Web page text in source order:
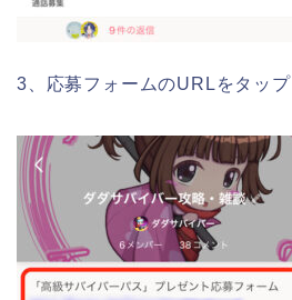
3、応募フォームのURLをタップ